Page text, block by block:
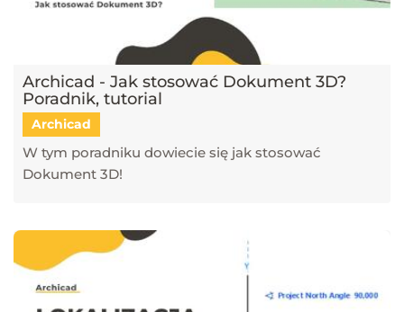
Archicad - Jak stosować Dokument 3D?
Poradnik, tutorial
Archicad
W tym poradniku dowiecie się jak stosować
Dokument 3D!